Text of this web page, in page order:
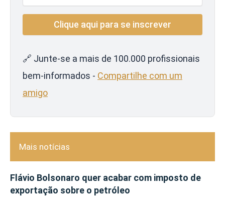
🔗 Junte-se a mais de 100.000 profissionais
bem-informados - Compartilhe com um
amigo
Mais notícias
Flávio Bolsonaro quer acabar com imposto de
exportação sobre o petróleo